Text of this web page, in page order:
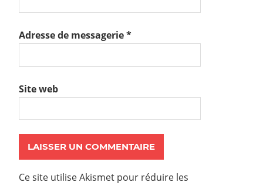
Adresse de messagerie*
Site web
Ce site utilise Akismet pour réduire les